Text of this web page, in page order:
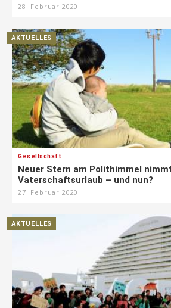
28. Februar 2020
AKTUELLES
Gesellschaft
Neuer Stern am Polithimmel
Vaterschaftsurlaub – und nun?
27. Februar 2020
AKTUELLES